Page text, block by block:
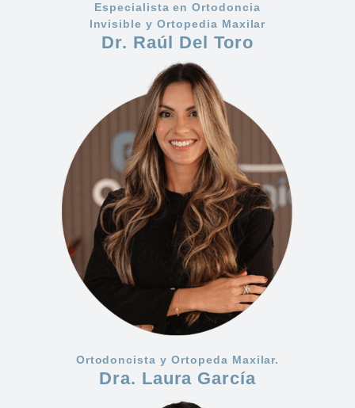
Especialista en Ortodoncia
Invisible y Ortopedia Maxilar
Dr. Raúl Del Toro
Ortodoncista y Ortopeda Maxilar.
Dra. Laura García